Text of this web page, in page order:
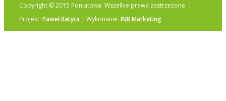
Copyright © 2015 Poniatowa. Wszelkie prawa zastrzeżone. |
Projekt: Paweł Batyra | Wykonanie: INB Marketing